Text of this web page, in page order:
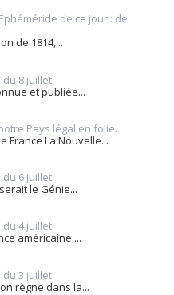
de ce jour : de
de 1814,...
du 8 juillet
et publiée...
Pays légal en folie...
France La Nouvelle...
du 6 juillet
le Génie...
du 4 juillet
américaine,...
du 3 juillet
règne dans la...